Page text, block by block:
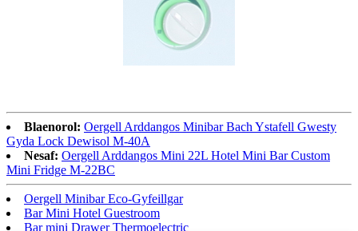
Blaenorol: Oergell Arddangos Minibar Bach Ystafell Gwesty
Gyda Lock Dewisol M-40A
Nesaf: Oergell Arddangos Mini 22L Hotel Mini Bar Custom
Mini Fridge M-22BC
Oergell Minibar Eco-Gyfeillgar
Bar Mini Hotel Guestroom
Bar mini Drawer Thermoelectric